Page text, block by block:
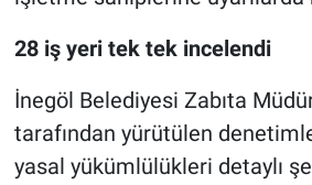
28 iş yeri tek tek incelendi
İnegöl Belediyesi Zabıta
tarafından yürütülen
yasal yükümlülükleri detaylı